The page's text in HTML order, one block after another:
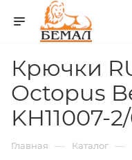
Крючки
Octopus
KH11007-
Главная — Каталог —